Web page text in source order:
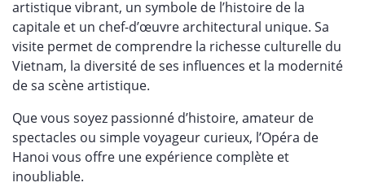
artistique vibrant, un symbole de l’histoire de la
capitale et un chef-d’œuvre architectural unique. Sa
visite permet de comprendre la richesse culturelle du
Vietnam, la diversité de ses influences et la modernité
de sa scène artistique.
Que vous soyez passionné d’histoire, amateur de
spectacles ou simple voyageur curieux, l’Opéra de
Hanoi vous offre une expérience complète et
inoubliable.